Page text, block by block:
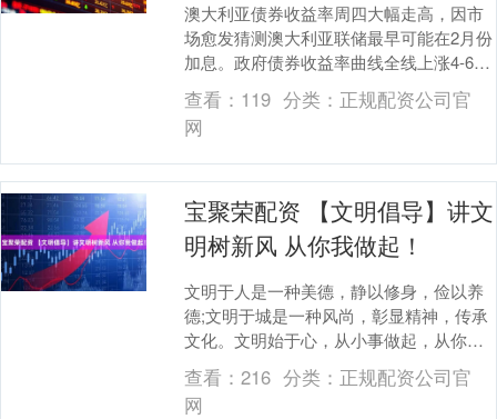
澳大利亚债券收益率周四大幅走高，因市
场愈发猜测澳大利亚联储最早可能在2月份
加息。政府债券收益率曲线全线上涨4-6个
基点，3年期国债期货领涨，交投于1月中
旬以来的....
查看： 119 分类： 正规配资公司官
网
宝聚荣配资 【文明倡导】讲文
明树新风 从你我做起！
文明于人是一种美德，静以修身，俭以养
德;文明于城是一种风尚，彰显精神，传承
文化。文明始于心，从小事做起，从你我
做起。倡导文明行为，弘扬文明新风，以
文明和谐、健康....
查看：216 分类： 正规配资公司官
网